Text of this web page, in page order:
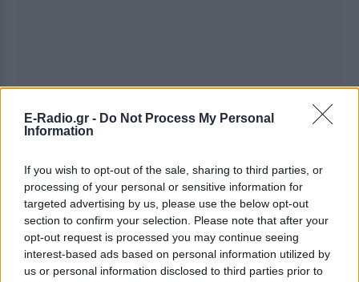
E-Radio.gr - Do Not Process My Personal
Information
If you wish to opt-out of the sale, sharing to third parties, or
processing of your personal or sensitive information for
targeted advertising by us, please use the below opt-out
section to confirm your selection. Please note that after your
opt-out request is processed you may continue seeing
interest-based ads based on personal information utilized by
us or personal information disclosed to third parties prior to
Ακολουθήστε το E-Radio.gr στο
Για ακόμη περισσότερανέα, μπείτε στην ροή
ειδήσεωντου E-Daily.gr
Ακολουθήστε το E-Radio.gr και στο Instagram
ΔΙΑΦΗΜΙΣΗ